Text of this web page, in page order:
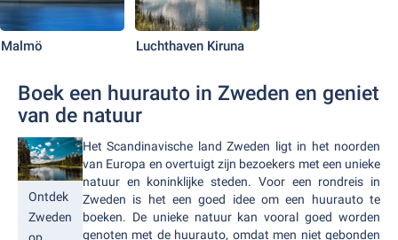
Malmö Luchthaven Kiruna
Boek een huurauto in Zweden en geniet
van de natuur
Ontdek
Zweden
Het Scandinavische land Zweden ligt in het noorden
van Europa en overtuigt zijn bezoekers met een unieke
natuur en koninklijke steden. Voor een rondreis in
Zweden is het een goed idee om een huurauto te
boeken. De unieke natuur kan vooral goed worden
genoten met de huurauto, omdat men niet gebonden